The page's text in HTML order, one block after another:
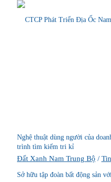
Nghệ thuật dùng người của
trình tìm kiếm tri kỉ
Đất Xanh Nam Trung Bộ /
Sở hữu tập đoàn bất động sản